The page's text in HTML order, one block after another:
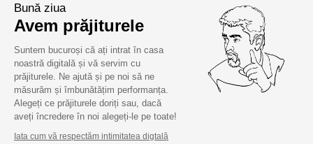
Bună ziua
Avem prăjiturele
Suntem bucuroși că ați intrat în casa
noastră digitală și vă servim cu
prăjiturele. Ne ajută și pe noi să ne
măsurăm și îmbunătățim performanța.
Alegeți ce prăjiturele doriți sau, dacă
aveți încredere în noi alegeți-le pe toate!
Iata cum vă respectăm intimitatea digtală